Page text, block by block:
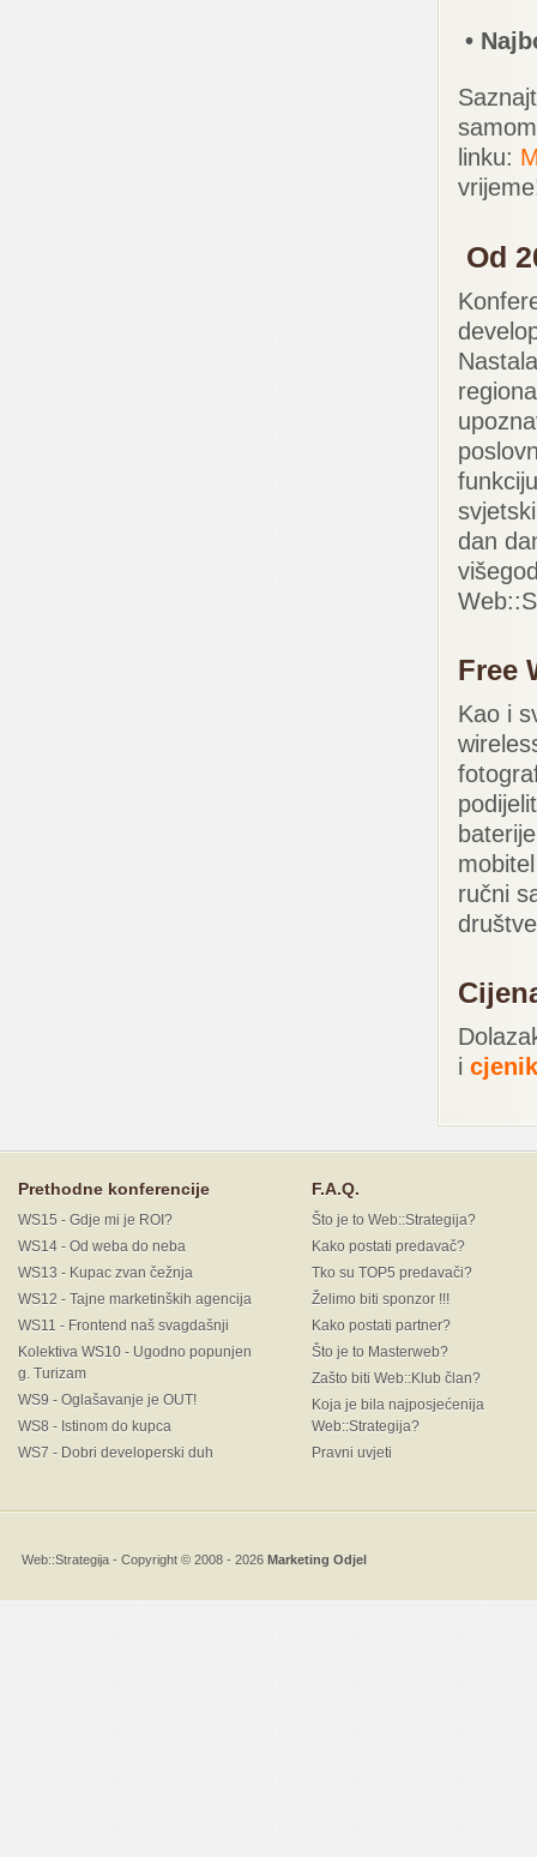
•
linku:
Od
dan
Free
Kao i
ručni
i cjenik
Prethodne konferencije
WS15 - Gdje mi je ROI?
WS14 - Od weba do neba
WS13 - Kupac zvan čežnja
WS12 - Tajne marketinških agencija
WS11 - Frontend naš svagdašnji
Kolektiva WS10 - Ugodno popunjen
g. Turizam
WS9 - Oglašavanje je OUT!
WS8 - Istinom do kupca
WS7 - Dobri developerski duh
F.A.Q.
Što je to Web::Strategija?
Kako postati predavač?
Tko su TOP5 predavači?
Želimo biti sponzor !!!
Kako postati partner?
Što je to Masterweb?
Zašto biti Web::Klub član?
Koja je bila najposjećenija
Web::Strategija?
Pravni uvjeti
Web::Strategija - Copyright © 2008 - 2026 Marketing Odjel